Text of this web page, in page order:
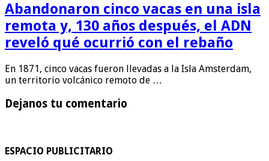
Abandonaron cinco vacas en una isla
remota y, 130 años después, el ADN
reveló qué ocurrió con el rebaño
En 1871, cinco vacas fueron llevadas a la Isla Amsterdam,
un territorio volcánico remoto de …
Dejanos tu comentario
ESPACIO PUBLICITARIO